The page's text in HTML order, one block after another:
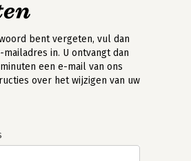
bent vergeten, vul dan
in. U ontvangt dan
een e-mail van ons
over het wijzigen van uw